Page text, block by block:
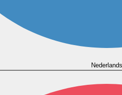
Nederlands